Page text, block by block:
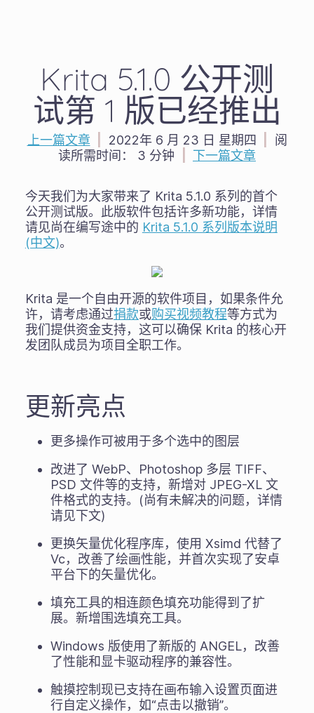
Krita 5.1.0 公开测
试第 1 版已经推出
上一篇文章 2022年 6 月 23 日 星期四
阅
读所需时间：
3 分钟 下一篇文章
今天我们为大家带来了 Krita 5.1.0 系列的首个
公开测试版。此版软件包括许多新功能，详情
请见尚在编写途中的 Krita 5.1.0 系列版本说明
(中文)。
Krita 是一个自由开源的软件项目，如果条件允
许，请考虑通过捐款或购买视频教程等方式为
我们提供资金支持，这可以确保 Krita 的核心开
发团队成员为项目全职工作。
更新亮点
更多操作可被用于多个选中的图层
改进了 WebP、Photoshop 多层 TIFF、
PSD 文件等的支持，新增对 JPEG-XL 文
件格式的支持。(尚有未解决的问题，详情
请见下文)
更换矢量优化程序库，使用 Xsimd 代替了
Vc，改善了绘画性能，并首次实现了安卓
平台下的矢量优化。
填充工具的相连颜色填充功能得到了扩
展。新增围选填充工具。
Windows 版使用了新版的 ANGEL，改善
了性能和显卡驱动程序的兼容性。
触摸控制现已支持在画布输入设置页面进
行自定义操作，如“点击以撤销”。